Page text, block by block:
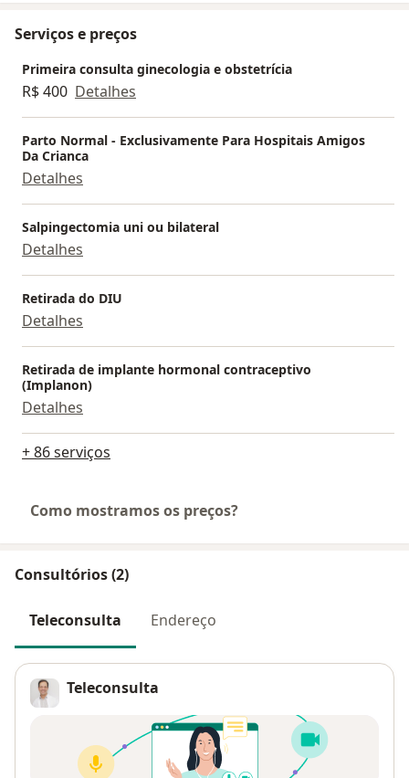
Serviços e preços
Primeira consulta ginecologia e obstetrícia
R$ 400 Detalhes
Parto Normal - Exclusivamente Para Hospitais Amigos
Da Crianca
Detalhes
Salpingectomia uni ou bilateral
Detalhes
Retirada do DIU
Detalhes
Retirada de implante hormonal contraceptivo
(Implanon)
Detalhes
+ 86 serviços
Como mostramos os preços?
Consultórios (2)
Teleconsulta Endereço
Teleconsulta